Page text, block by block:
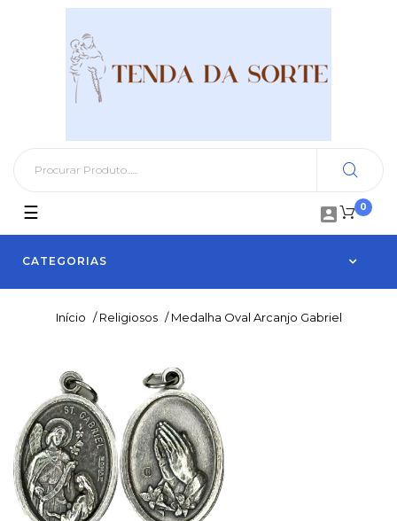
0

CATEGORIAS
Toggle
navigation
☰
Início / Religiosos / Medalha Oval Arcanjo Gabriel